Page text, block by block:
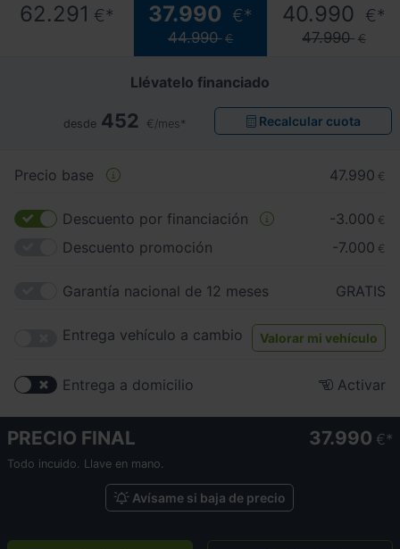
62.291 €* 37.990 €*
44.990 €
40.990 €*
47.990 €
Llévatelo financiado
desde 452 €/mes* Recalcular cuota
Precio base 47.990 €
Descuento por financiación -3.000 €
Descuento promoción -7.000 €
Garantía nacional de 12 meses GRATIS
Entrega vehículo a cambio Valorar mi vehículo
Entrega a domicilio Activar
PRECIO FINAL 37.990 €
Todo incuido. Llave en mano.
Avísame si baja de precio